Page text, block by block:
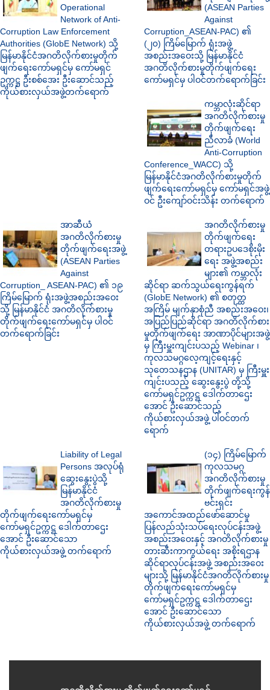
Operational
Network of Anti-
Corruption Law Enforcement
Authorities (GlobE Network) သို့
မြန်မာနိုင်ငံအဂတိလိုက်စားမှုတိုက်
ဖျက်ရေးကော်မရှင်မှ ကော်မရှင်
ဥက္ကဋ္ဌ ဦးစစ်အေး ဦးဆောင်သည့်
ကိုယ်စားလှယ်အဖွဲ့တက်ရောက်
(ASEAN Parties
Against
Corruption_ASEAN-PAC) ၏
(၂၀) ကြိမ်မြောက် ရုံးအဖွဲ့
အစည်းအဝေးသို့ မြန်မာနိုင်ငံ
အဂတိလိုက်စားမှုတိုက်ဖျက်ရေး
ကော်မရှင်မှ ပါဝင်တက်ရောက်ခြင်း
ကမ္ဘာလုံးဆိုင်ရာ
အဂတိလိုက်စားမှု
တိုက်ဖျက်ရေး
ညီလာခံ (World
Anti-Corruption
Conference_WACC) သို့
မြန်မာနိုင်ငံအဂတိလိုက်စားမှုတိုက်
ဖျက်ရေးကော်မရှင်မှ ကော်မရှင်အဖွဲ့
ဝင် ဦးကျော်ဝင်းသိန်း တက်ရောက်
အာဆီယံ
အဂတိလိုက်စားမှု
တိုက်ဖျက်ရေးအဖွဲ့
(ASEAN Parties
Against
Corruption_ ASEAN-PAC) ၏ ၁၉
ကြိမ်မြောက် ရုံးအဖွဲ့အစည်းအဝေး
သို့ မြန်မာနိုင်ငံ အဂတိလိုက်စားမှု
တိုက်ဖျက်ရေးကော်မရှင်မှ ပါဝင်
တက်ရောက်ခြင်း
အဂတိလိုက်စားမှု
တိုက်ဖျက်ရေး
တရားဥပဒေစိုးမိုး
ရေး အဖွဲ့အစည်း
များ၏ ကမ္ဘာလုံး
ဆိုင်ရာ ဆက်သွယ်ရေးကွန်ရက်
(GlobE Network) ၏ စတုတ္ထ
အကြိမ် မျက်နှာစုံညီ အစည်းအဝေး၊
အပြည်ပြည်ဆိုင်ရာ အဂတိလိုက်စား
မှုတိုက်ဖျက်ရေး အာဏာပိုင်များအဖွဲ့
မှ ကြီးမှူးကျင်းပသည့် Webinar ၊
ကုလသမဂ္ဂလေ့ကျင့်ရေးနှင့်
သုတေသနဌာန (UNITAR) မှ ကြီးမှူး
ကျင်းပသည့် ဆွေးနွေးပွဲ တို့သို့
ကော်မရှင်ဥက္ကဋ္ဌ ဒေါက်တာ‌ဌေး
အောင် ဦး‌ဆောင်သည့်
ကိုယ်စားလှယ်အဖွဲ့ ပါဝင်တက်
ရောက်
Liability of Legal
Persons အလုပ်ရုံ
ဆွေးနွေးပွဲသို့
မြန်မာနိုင်ငံ
အဂတိလိုက်စားမှု
တိုက်ဖျက်ရေးကော်မရှင်မှ
ကော်မရှင်ဥက္ကဋ္ဌ ဒေါက်တာဌေး
အောင် ဦးဆောင်သော
ကိုယ်စားလှယ်အဖွဲ့ တက်ရောက်
(၁၄) ကြိမ်မြောက်
ကုလသမဂ္ဂ
အဂတိလိုက်စားမှု
တိုက်ဖျက်ရေးကွန်
ဗင်းရှင်း
အကောင်အထည်ဖော်ဆောင်မှု
ပြန်လည်သုံးသပ်ရေးလုပ်ငန်းအဖွဲ့
အစည်းအဝေးနှင့် အဂတိလိုက်စားမှု
တားဆီးကာကွယ်ရေး အစိုးရဌာန
ဆိုင်ရာလုပ်ငန်းအဖွဲ့ အစည်းအဝေး
များသို့ မြန်မာနိုင်ငံအဂတိလိုက်စားမှု
တိုက်ဖျက်ရေးကော်မရှင်မှ
ကော်မရှင်ဥက္ကဋ္ဌ ဒေါက်တာဌေး
အောင် ဦးဆောင်သော
ကိုယ်စားလှယ်အဖွဲ့ တက်ရောက်